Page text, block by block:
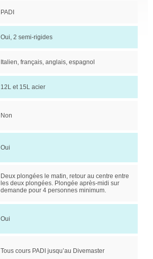
PADI
Oui, 2 semi-rigides
Italien, français, anglais, espagnol
12L et 15L acier
Non
Oui
Deux plongées le matin, retour au centre entre
les deux plongées. Plongée après-midi sur
demande pour 4 personnes minimum.
Oui
Tous cours PADI jusqu’au Divemaster